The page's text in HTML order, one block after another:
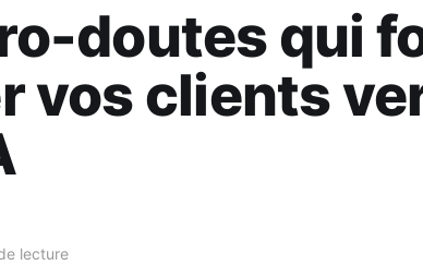
doutes qui
vos clients
lecture